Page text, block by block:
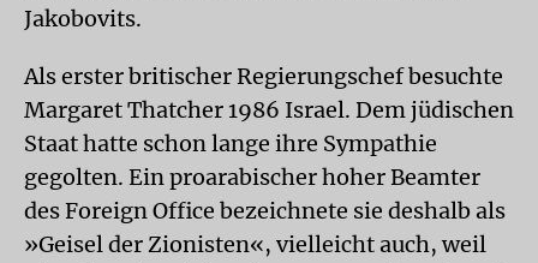
Jakobovits.
Als erster britischer Regierungschef besuchte
Margaret Thatcher 1986 Israel. Dem jüdischen
Staat hatte schon lange ihre Sympathie
gegolten. Ein proarabischer hoher Beamter
des Foreign Office bezeichnete sie deshalb als
»Geisel der Zionisten«, vielleicht auch, weil